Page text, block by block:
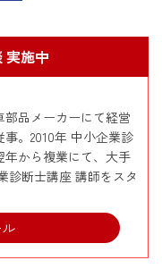
実施中
部品メーカーにて経営
。2010年 中小企業診
年から複業にて、大手
診断士講座 講師をスタ